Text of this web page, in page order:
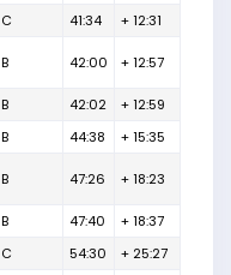
C 41:34 + 12:31
B 42:00 + 12:57
B 42:02
+ 12:59
B 44:38 + 15:35
B 47:26 + 18:23
B 47:40
+ 18:37
C 54:30 + 25:27